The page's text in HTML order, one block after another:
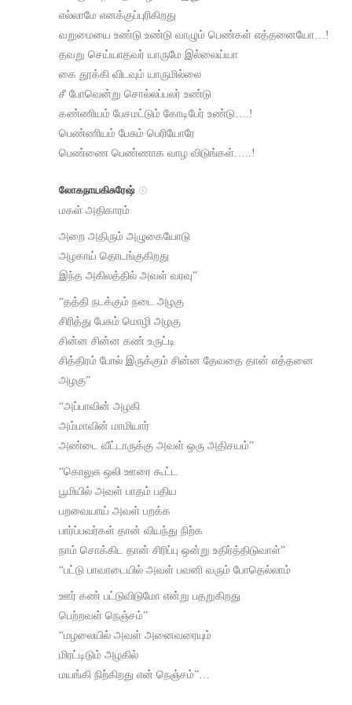
எல்லாமே எனக்குப்புரிகிறது
வறுமையை உண்டு உண்டு வாழும் பெண்கள் எத்தனையோ…!
தவறு செய்யாதவர் யாருமே இல்லைய்யா
கை தூக்கி விடவும் யாருமில்லை
சீ போவென்று சொல்லப்பலர் உண்டு
கண்ணியம் பேசமட்டும் கோடிபேர் உண்டு….!
பெண்ணியம் பேசும் பெரியோரே
பெண்ணை பெண்ணாக வாழ விடுங்கள்…..!
லோகநாயகிசுரேஷ்
மகள் அதிகாரம்
அறை அதிரும் அழுகையோடு
அழகாய் தொடங்குகிறது
இந்த அகிலத்தில் அவள் வரவு”
“தத்தி நடக்கும் நடை அழகு
சிரித்து பேசும் மொழி அழகு
சின்ன சின்ன கண் உருட்டி
சித்திரம் போல் இருக்கும் சின்ன தேவதை தான் எத்தனை
அழகு”
“அப்பாவின் அழகி
அம்மாவின் மாமியார்
அண்டை வீட்டாருக்கு அவள் ஒரு அதிசயம்”
“கொலுசு ஒலி ஊரை கூட்ட
பூமியில் அவள் பாதம் பதிய
பறவையாய் அவள் பறக்க
பார்ப்பவர்கள் தான் வியந்து நிற்க
நாம் சொக்கிட தான் சிரிப்பு ஒன்று உதிர்த்திடுவாள்”
“பட்டு பாவாடையில் அவள் பவனி வரும் போதெல்லாம்
ஊர் கண் பட்டுவிடுமோ என்று பதறுகிறது
பெற்றவள் நெஞ்சம்”
“மழலையில் அவள் அனைவரையும்
மிரட்டிடும் அழகில்
மயங்கி நிற்கிறது என் நெஞ்சம்”…